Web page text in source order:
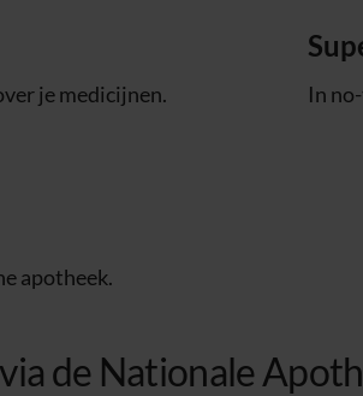
je medicijnen. In
apotheek.
de Nationale